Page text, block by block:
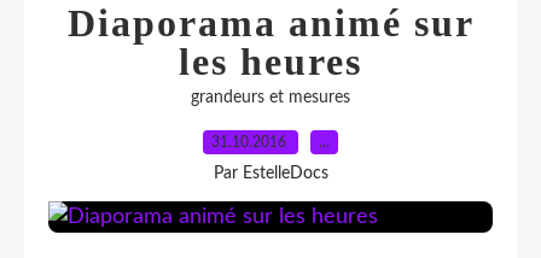
Diaporama animé sur
les heures
grandeurs et mesures
31.10.2016 …
Par EstelleDocs